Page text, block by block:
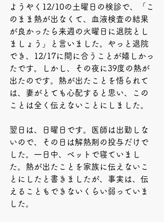
ようやく12/10の土曜日の検診で、「こ
のまま熱が出なくて、血液検査の結果
が良かったら来週の火曜日に退院とし
ましょう」と言いました。やっと退院
でき、12/17に間に合うことが嬉しかっ
たです。しかし、その夜に39度の熱が
出たのです。熱が出たことを悟られて
は、妻がとても心配すると思い、この
ことは全く伝えないことにしました。
翌日は、日曜日です。医師は出勤しな
いので、その日は解熱剤の投与だけで
した。一日中、ベットで寝ていまし
た。熱が出たことを家族に伝えないこ
とにしたと書きましたが、事実は、伝
えることもできないくらい弱っていま
した。